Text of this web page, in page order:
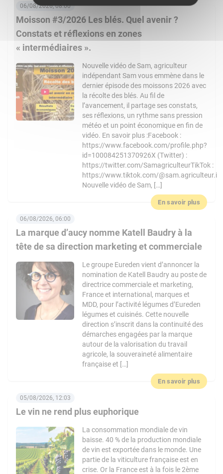
Moisson #3/2026 Les blés. Quel avenir ?
Constats et réflexions en zones
« intermédiaires ».
06/08/2026, 08:00
Nouvelle vidéo de Sam, agriculteur
indépendant Sam vous emmène dans le
dernier épisode des moissons 2026 avec
la récolte des blés. Au fil de
l’avancement, il partage ses constats,
ses réflexions, un rythme sans pression
météo et un point économique en fin de
vidéo. En savoir plus :Facebook :
https://www.facebook.com/profile.php?
id=100084251370926X (Twitter) :
https://twitter.com/SamagriculteurTikTok :
https://www.tiktok.com/@sam.agriculteur.i
Nouvelle vidéo de Sam, […]
En savoir plus
La marque d’aucy nomme Katell Baudry à la
tête de sa direction marketing et commerciale
06/08/2026, 06:00
Le groupe Eureden vient d’annoncer la
nomination de Katell Baudry au poste de
directrice commerciale et marketing,
France et international, marques et
MDD, pour l’activité légumes d’Eureden
légumes et cuisinés. Cette nouvelle
direction s’inscrit dans la continuité des
démarches engagées par la marque
autour de la valorisation du travail
agricole, la souveraineté alimentaire
française et […]
En savoir plus
Le vin ne rend plus euphorique
05/08/2026, 12:03
La consommation mondiale de vin
baisse. 40 % de la production mondiale
de vin est exportée dans le monde. Une
partie de la viticulture française est en
crise. Or la France est à la fois le 2ème